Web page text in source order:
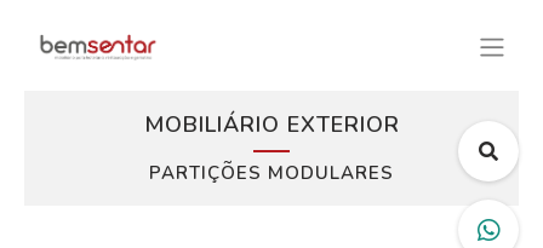
MOBILIÁRIO EXTERIOR
PARTIÇÕES MODULARES